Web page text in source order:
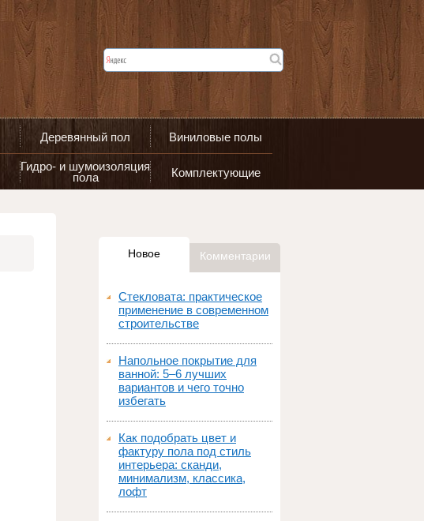
Деревянный пол Виниловые полы
Гидро- и шумоизоляция
пола
Комплектующие
Новое Комментарии
Стекловата: практическое
применение в современном
строительстве
Напольное покрытие для
ванной: 5–6 лучших
вариантов и чего точно
избегать
Как подобрать цвет и
фактуру пола под стиль
интерьера: сканди,
минимализм, классика,
лофт